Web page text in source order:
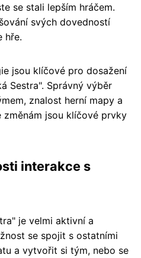
se stali lepším hráčem.
svých dovedností
hře.
jsou klíčové pro dosažení
Sestra". Správný výběr
znalost herní mapy a
jsou klíčové prvky
interakce s
je velmi aktivní a
se spojit s ostatními
a vytvořit si tým, nebo se